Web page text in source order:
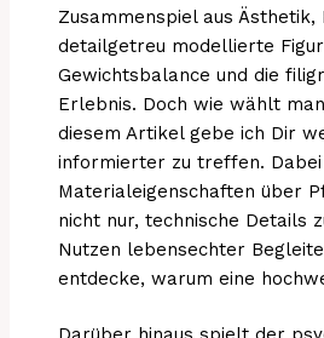
Zusammenspiel aus
detailgetreu modellierte
Gewichtsbalance und die
Erlebnis. Doch wie wählt
diesem Artikel gebe ich Dir
informierter zu treffen.
Materialeigenschaften über
nicht nur, technische Details
Nutzen lebensechter
entdecke, warum eine